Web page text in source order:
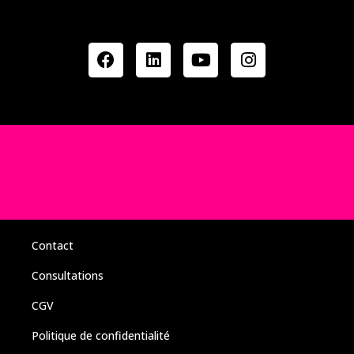
Contact
Consultations
CGV
Politique de confidentialité